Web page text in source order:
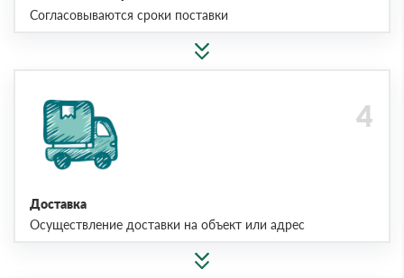
Согласовываются сроки поставки
Доставка
Осуществление доставки на объект или адрес